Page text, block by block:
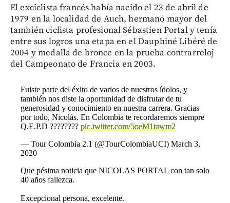
El exciclista francés había nacido el 23 de abril de
1979 en la localidad de Auch, hermano mayor del
también ciclista profesional Sébastien Portal y tenía
entre sus logros una etapa en el Dauphiné Libéré de
2004 y medalla de bronce en la prueba contrarreloj
del Campeonato de Francia en 2003.
Fuiste parte del éxito de varios de nuestros ídolos, y
también nos diste la oportunidad de disfrutar de tu
generosidad y conocimiento en nuestra carrera. Gracias
por todo, Nicolás. En Colombia te recordaremos siempre
Q.E.P.D ???????? pic.twitter.com/5oeM1tawm2
— Tour Colombia 2.1 (@TourColombiaUCI) March 3,
2020
Que pésima noticia que NICOLAS PORTAL con tan solo
40 años fallezca.
Excepcional persona, excelente.